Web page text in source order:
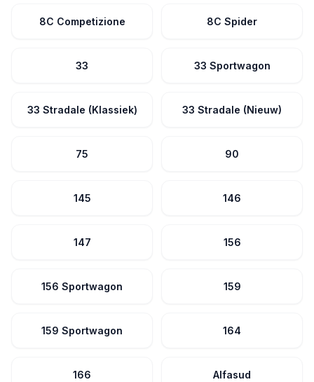
8C Competizione 8C Spider
33 33 Sportwagon
33 Stradale (Klassiek) 33 Stradale (Nieuw)
75 90
145 146
147 156
156 Sportwagon 159
159 Sportwagon 164
166 Alfasud